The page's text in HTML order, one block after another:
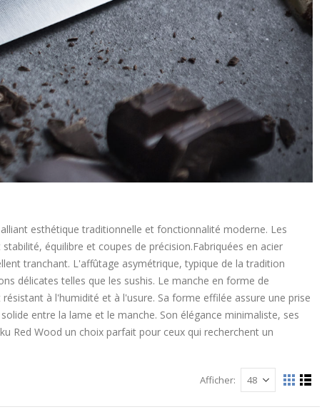
esthétique traditionnelle et fonctionnalité moderne. Les
équilibre et coupes de précision.Fabriquées en acier
tranchant. L'affûtage asymétrique, typique de la tradition
délicates telles que les sushis. Le manche en forme de
à l'humidité et à l'usure. Sa forme effilée assure une prise
entre la lame et le manche. Son élégance minimaliste, ses
Red Wood un choix parfait pour ceux qui recherchent un
Afficher
Afficher
comme
La